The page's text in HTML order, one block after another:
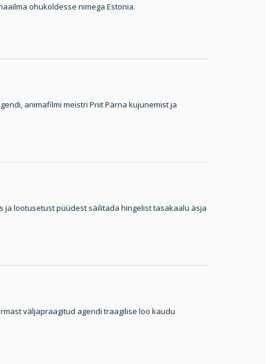
ohukoldesse nimega Estonia.
animafilmi meistri Priit Pärna kujunemist ja
lootusetust püüdest säilitada hingelist tasakaalu äsja
väljapraagitud agendi traagilise loo kaudu